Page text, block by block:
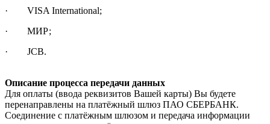
· VISA International;
· МИР;
· JCB.
Описание процесса передачи данных
Для оплаты (ввода реквизитов Вашей карты) Вы будете
перенаправлены на платёжный шлюз ПАО СБЕРБАНК.
Соединение с платёжным шлюзом и передача информации